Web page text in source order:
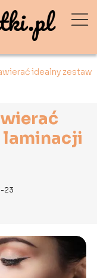
idealny zestaw
laminacji
23